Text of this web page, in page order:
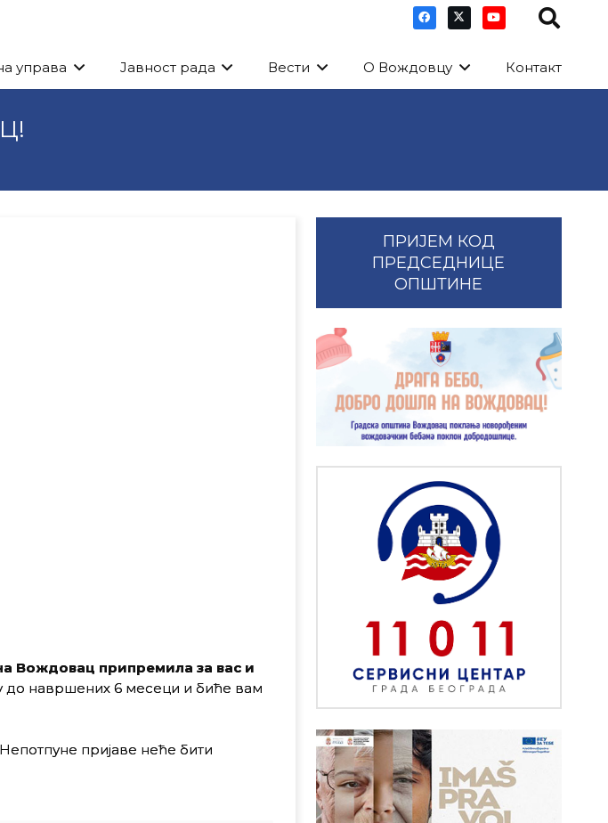
управа Јавност рада Вести О Вождовцу Контакт
Вождовац припремила за вас и
навршених 6 месеци и биће вам
пријаве неће бити
ПРИЈЕМ КОД
ПРЕДСЕДНИЦЕ
ОПШТИНЕ